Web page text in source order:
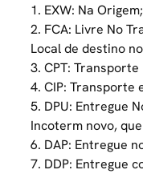
1. EXW: Na Origem;
2. FCA: Livre No
Local de destino
3. CPT: Transporte
4. CIP: Transporte
5. DPU: Entregue
Incoterm novo,
6. DAP: Entregue
7. DDP: Entregue